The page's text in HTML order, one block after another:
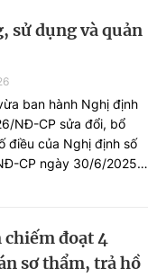
có”.
sử dụng và quản
ban hành Nghị định
NĐ-CP sửa đổi, bổ
điều của Nghị định số
CP ngày 30/6/2025
đoạt 4
sơ thẩm, trả hồ